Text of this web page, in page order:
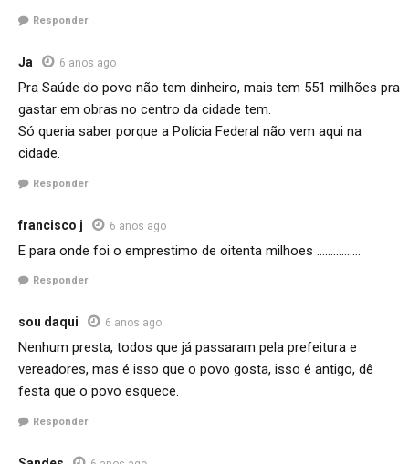
Responder
Ja 6 anos ago
Pra Saúde do povo não tem dinheiro, mais tem 551 milhões pra
gastar em obras no centro da cidade tem.
Só queria saber porque a Polícia Federal não vem aqui na
cidade.
Responder
francisco j 6 anos ago
E para onde foi o emprestimo de oitenta milhoes …………….
Responder
sou daqui 6 anos ago
Nenhum presta, todos que já passaram pela prefeitura e
vereadores, mas é isso que o povo gosta, isso é antigo, dê
festa que o povo esquece.
Responder